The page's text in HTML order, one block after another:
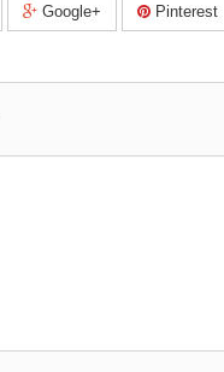
Google+ Pinterest